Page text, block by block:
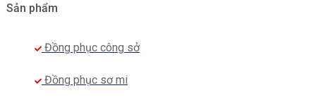
Sản phẩm
Đồng phục công sở
Đồng phục sơ mi